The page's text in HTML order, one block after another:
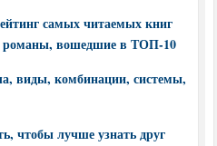
самых читаемых книг
романы, вошедшие в ТОП-10
виды, комбинации, системы,
чтобы лучше узнать друг